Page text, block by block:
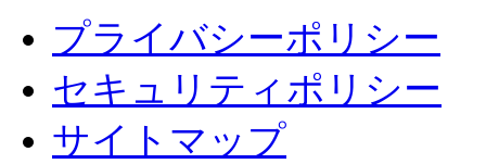
プライバシーポリシー
セキュリティポリシー
サイトマップ